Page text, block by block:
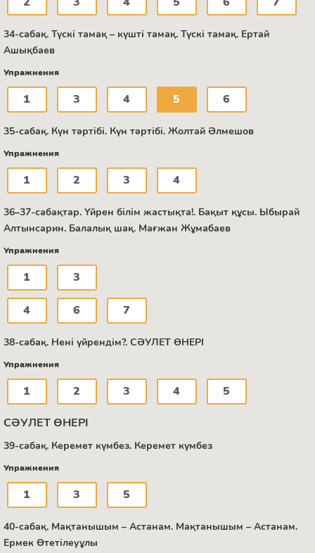
34-сабақ. Түскі тамақ – күшті тамақ. Түскі тамақ. Ертай
Ашықбаев
Упражнения
1 3 4 5 6
35-сабақ. Күн тәртібі. Күн тәртібі. Жолтай Әлмешов
Упражнения
1 2 3 4
36–37-сабақтар. Үйрен білім жастықта!. Бақыт құсы. Ыбырай
Алтынсарин. Балалық шақ. Мағжан Жұмабаев
Упражнения
1 3
4 6 7
38-сабақ. Нені үйрендім?. СӘУЛЕТ ӨНЕРІ
Упражнения
1 2 3 4 5
СӘУЛЕТ ӨНЕРІ
39-сабақ. Керемет күмбез. Керемет күмбез
Упражнения
1 3 5
40-сабақ. Мақтанышым – Астанам. Мақтанышым – Астанам.
Ермек Өтетілеуұлы